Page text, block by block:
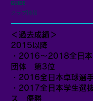
GUIDE
クラブ情報
＜過去成績＞
2015以降
・2016～2018全日
団体 第3位
・2016全日本卓球
・2017全日本学生選
ス 優勝